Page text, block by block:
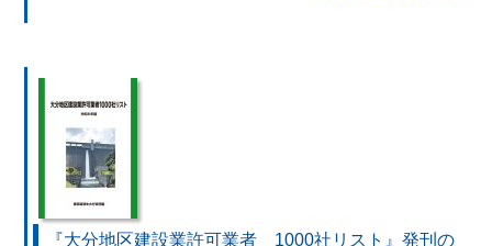
『大分地区建設業許可業者 1000社リスト』発刊の